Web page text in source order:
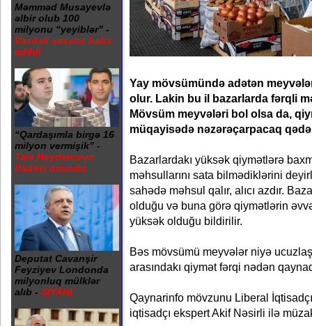
Məmməd Musayevlə
əlbir olub 100
milyonu “yeyiblər” -
Vəzifəli şəxslər həbs
edildi
“Qardaşımla birgə 16
milyon vermişik” -
Tale Heydərovun
ifadəsi oxundu
Deputat Cavanşir
Feyziyev Londonda
milyonluq mülklər
alıb - SİYAHI
Yay mövsümündə adətən
olur. Lakin bu il bazarlarda fərqli
Mövsüm meyvələri bol olsa da,
müqayisədə nəzərəçarpacaq
Bazarlardakı yüksək qiymətlərə
məhsullarını sata bilmədiklərini
sahədə məhsul qalır, alıcı azdır.
olduğu və buna görə qiymətlərin
yüksək olduğu bildirilir.
Bəs mövsümü meyvələr niyə
arasındakı qiymət fərqi nədən
Qaynarinfo mövzunu Liberal
iqtisadçı ekspert Akif Nəsirli ilə